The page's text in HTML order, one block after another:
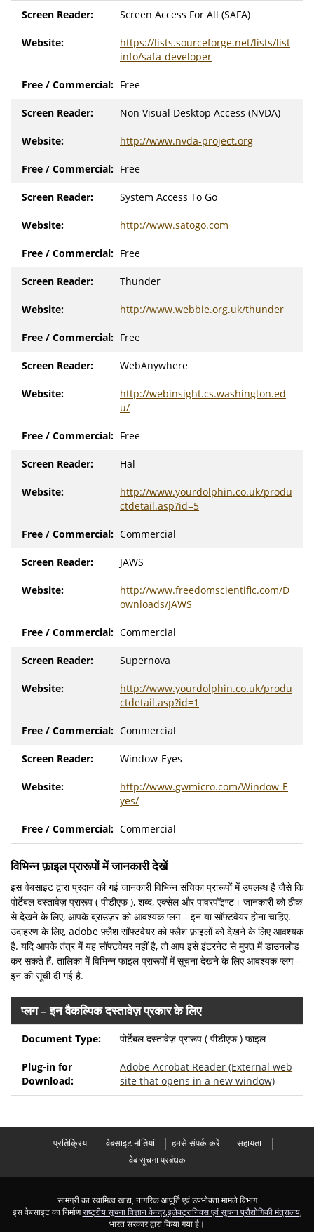
Screen Access For All (SAFA)
https://lists.sourceforge.net/lists/list
info/safa-developer
Free
Non Visual Desktop Access (NVDA)
http://www.nvda-project.org
Free
System Access To Go
http://www.satogo.com
Free
Thunder
http://www.webbie.org.uk/thunder
Free
WebAnywhere
http://webinsight.cs.washington.ed
u/
Free
Hal
http://www.yourdolphin.co.uk/produ
ctdetail.asp?id=5
Commercial
JAWS
http://www.freedomscientific.com/D
ownloads/JAWS
Commercial
Supernova
http://www.yourdolphin.co.uk/produ
ctdetail.asp?id=1
Commercial
Window-Eyes
http://www.gwmicro.com/Window-E
yes/
Commercial
विभिन्न फ़ाइल प्रारूपों में जानकारी देखें
इस वेबसाइट द्वारा प्रदान की गई जानकारी विभिन्न संचिका प्रारूपों में उपलब्ध है जैसे कि
पोर्टेबल दस्तावेज़ प्रारूप ( पीडीएफ ), शब्द, एक्सेल और पावरपॉइण्ट। जानकारी को ठीक
से देखने के लिए, आपके ब्राउज़र को आवश्यक प्लग – इन या सॉफ्टवेयर होना चाहिए.
उदाहरण के लिए, adobe फ़्लैश सॉफ्टवेयर को फ्लैश फ़ाइलों को देखने के लिए आवश्यक
है. यदि आपके तंत्र में यह सॉफ्टवेयर नहीं है, तो आप इसे इंटरनेट से मुफ्त में डाउनलोड
कर सकते हैं. तालिका में विभिन्न फाइल प्रारूपों में सूचना देखने के लिए आवश्यक प्लग –
इन की सूची दी गई है.
प्लग – इन वैकल्पिक दस्तावेज़ प्रकार के लिए
पोर्टेबल दस्तावेज़ प्रारूप ( पीडीएफ ) फाइल
Adobe Acrobat Reader (External web
site that opens in a new window)
प्रतिक्रिया वेबसाइट नीतियां हमसे संपर्क करें
सहायता
वेब सूचना प्रबंधक
सामग्री का स्वामित्व खाद्य, नागरिक आपूर्ति एवं उपभोक्ता मामले विभाग
इस वेबसाइट का निर्माणराष्ट्रीय सूचना विज्ञान केन्द्र,इलेक्ट्रानिक्स एवं सूचना प्रौद्योगिकी मंत्रालय,
भारत सरकार द्वारा किया गया है।